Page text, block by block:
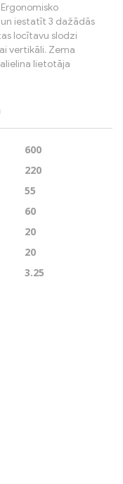
iestatīt 3 dažādās
locītavu slodzi
vertikāli. Zema
lietotāja
600
220
55
60
20
20
3.25